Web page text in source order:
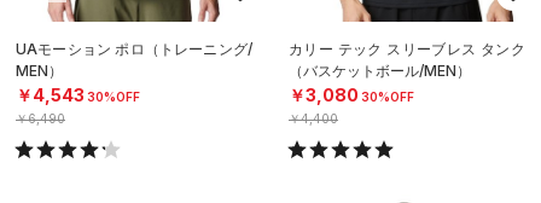
UAモーション ポロ（トレーニング/
MEN）
￥4,543 30%OFF
￥6,490
カリー テック スリーブレス タンク
（バスケットボール/MEN）
￥3,080 30%OFF
￥4,400